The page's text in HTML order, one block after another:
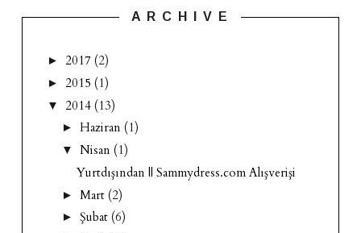
A R C H I V E
► 2017 (2)
► 2015 (1)
▼ 2014 (13)
► Haziran (1)
▼ Nisan (1)
Yurtdışından || Sammydress.com Alışverişi
► Mart (2)
► Şubat (6)